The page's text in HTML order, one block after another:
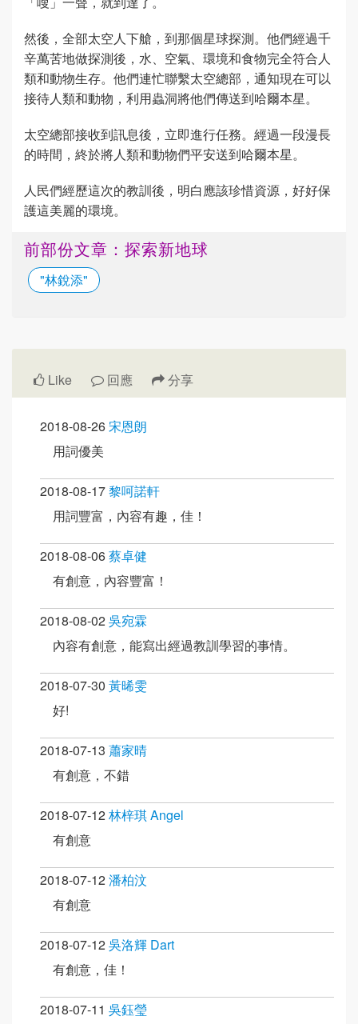
然後，全部太空人下艙，到那個星球探測。他們經過千
辛萬苦地做探測後，水、空氣、環境和食物完全符合人
類和動物生存。他們連忙聯繫太空總部，通知現在可以
接待人類和動物，利用蟲洞將他們傳送到哈爾本星。
太空總部接收到訊息後，立即進行任務。經過一段漫長
的時間，終於將人類和動物們平安送到哈爾本星。
人民們經歷這次的教訓後，明白應該珍惜資源，好好保
護這美麗的環境。
前部份文章：探索新地球
"林銳添"
Like 回應 分享
2018-08-26宋恩朗
用詞優美
2018-08-17黎呵諾軒
用詞豐富，內容有趣，佳！
2018-08-06蔡卓健
有創意，內容豐富！
2018-08-02吳宛霖
內容有創意，能寫出經過教訓學習的事情。
2018-07-30 黃晞雯
好!
2018-07-13 蕭家晴
有創意，不錯
2018-07-12林梓琪 Angel
有創意
2018-07-12潘柏汶
有創意
2018-07-12吳洛輝 Dart
有創意，佳！
2018-07-11 吳鈺瑩